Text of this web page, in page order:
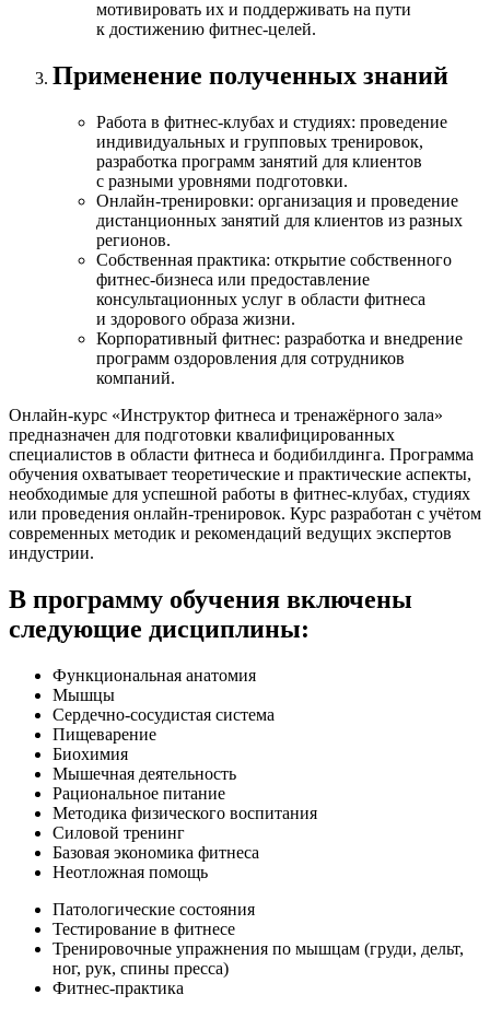
мотивировать их и поддерживать на пути
к достижению фитнес-целей.
Применение полученных знаний
Работа в фитнес-клубах и студиях: проведение
индивидуальных и групповых тренировок,
разработка программ занятий для клиентов
с разными уровнями подготовки.
​ Онлайн-тренировки: организация и проведение
дистанционных занятий для клиентов из разных
регионов.
​ Собственная практика: открытие собственного
фитнес-бизнеса или предоставление
консультационных услуг в области фитнеса
и здорового образа жизни.
Корпоративный фитнес: разработка и внедрение
программ оздоровления для сотрудников
компаний.
Онлайн-курс «Инструктор фитнеса и тренажёрного зала»
предназначен для подготовки квалифицированных
специалистов в области фитнеса и бодибилдинга. Программа
обучения охватывает теоретические и практические аспекты,
необходимые для успешной работы в фитнес-клубах, студиях
или проведения онлайн-тренировок. Курс разработан с учётом
современных методик и рекомендаций ведущих экспертов
индустрии.​
В программу обучения включены
следующие дисциплины:
Функциональ­ная анатомия
Мышцы
Сердечно-сосудистая система
Пищеварение
Биохимия
Мышечная деятельность
Рациональное питание
Методика физического воспитания
Силовой тренинг
Базовая экономика фитнеса
Неотложная помощь
Патологические состояния
Тестирование в фитнесе
Тренировочные упражнения по мышцам (груди, дельт,
ног, рук, спины пресса)
Фитнес-практика